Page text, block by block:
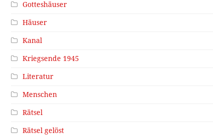
Gotteshäuser
Häuser
Kanal
Kriegsende 1945
Literatur
Menschen
Rätsel
Rätsel gelöst